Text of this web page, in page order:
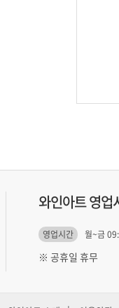
와인아트 영업
영업시간 월~금
※ 공휴일 휴무